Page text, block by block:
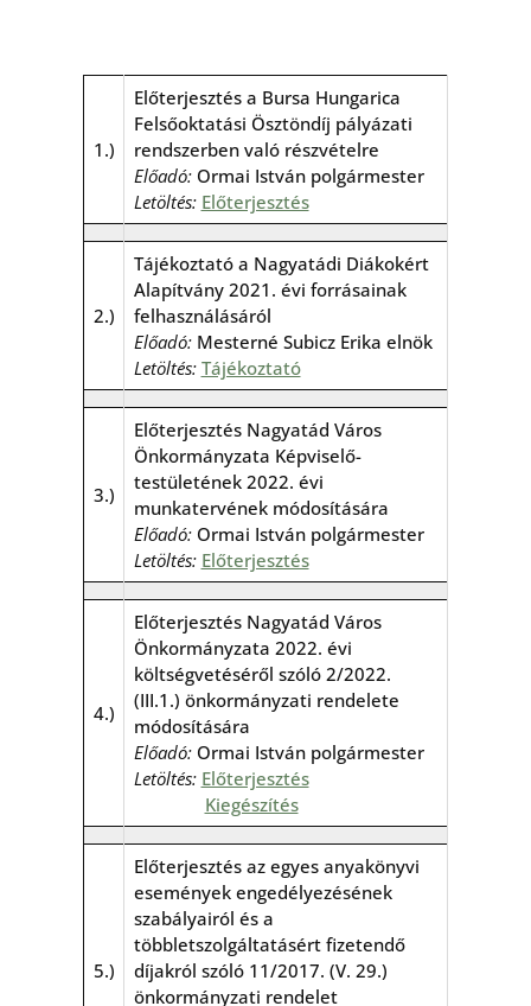
1.)
Előterjesztés a Bursa Hungarica
Felsőoktatási Ösztöndíj pályázati
rendszerben való részvételre
Előadó: Ormai István polgármester
Letöltés: Előterjesztés
2.)
Tájékoztató a Nagyatádi Diákokért
Alapítvány 2021. évi forrásainak
felhasználásáról
Előadó: Mesterné Subicz Erika elnök
Letöltés: Tájékoztató
3.)
Előterjesztés Nagyatád Város
Önkormányzata Képviselő-
testületének 2022. évi
munkatervének módosítására
Előadó: Ormai István polgármester
Letöltés: Előterjesztés
4.)
Előterjesztés Nagyatád Város
Önkormányzata 2022. évi
költségvetéséről szóló 2/2022.
(III.1.) önkormányzati rendelete
módosítására
Előadó: Ormai István polgármester
Letöltés: Előterjesztés
Kiegészítés
5.)
Előterjesztés az egyes anyakönyvi
események engedélyezésének
szabályairól és a
többletszolgáltatásért fizetendő
díjakról szóló 11/2017. (V. 29.)
önkormányzati rendelet